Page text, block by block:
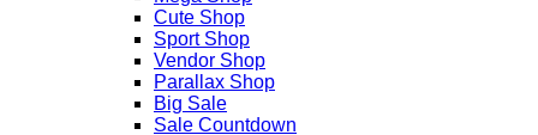
Cute Shop
Sport Shop
Vendor Shop
Parallax Shop
Big Sale
Sale Countdown